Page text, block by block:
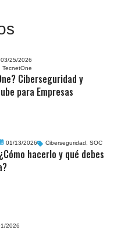
03/25/2026
,TecnetOne
Ciberseguridad y
para Empresas
01/13/2026 Ciberseguridad ,SOC
hacerlo y qué debes
2026